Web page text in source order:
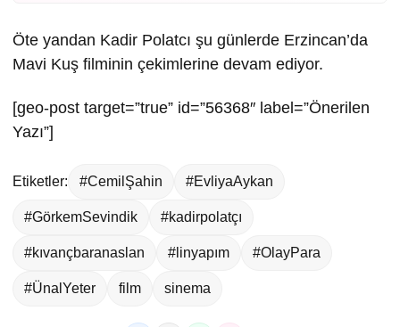
Öte yandan Kadir Polatcı şu günlerde Erzincan’da
Mavi Kuş filminin çekimlerine devam ediyor.
[geo-post target=”true” id=”56368″ label=”Önerilen
Yazı”]
Etiketler: #CemilŞahin #EvliyaAykan
#GörkemSevindik #kadirpolatçı
#kıvançbaranaslan #linyapım #OlayPara
#ÜnalYeter film sinema